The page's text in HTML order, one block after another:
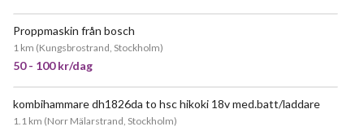
Proppmaskin från bosch
1 km (Kungsbrostrand, Stockholm)
50 - 100 kr/dag
kombihammare dh1826da to hsc hikoki 18v med.batt/laddare
1.1 km (Norr Mälarstrand, Stockholm)